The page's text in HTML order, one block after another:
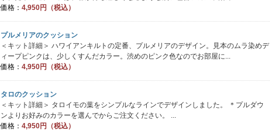
価格： 4,950円（税込）
プルメリアのクッション
＜キット詳細＞ ハワイアンキルトの定番、プルメリアのデザイン。見本のムラ染めデ
ィープピンクは、少しくすんだカラー。渋めのピンク色なのでお部屋に...
価格： 4,950円（税込）
タロのクッション
＜キット詳細＞ タロイモの葉をシンプルなラインでデザインしました。 ＊プルダウ
ンよりお好みのカラーを選んでからご注文ください。 ...
価格： 4,950円（税込）